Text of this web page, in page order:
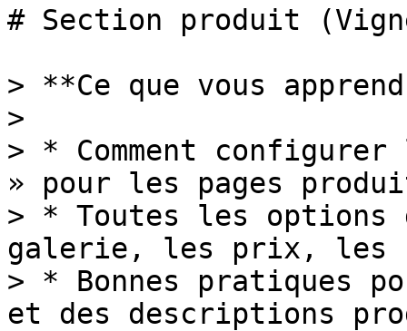
# Section produit
> **Ce que vous
>
> * Comment
» pour les pages
> * Toutes les options
galerie, les prix, les
> * Bonnes pratiques
et des descriptions